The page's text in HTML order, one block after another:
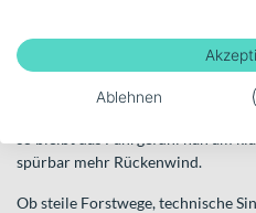
Straßen entwickelt. Sie
Federung eines Mountainbikes
Dich beim Treten unterstützt. In
ausschließlich per Pedaltritt und
spürbar mehr Rückenwind.
Ob steile Forstwege, technische
Ablehnen